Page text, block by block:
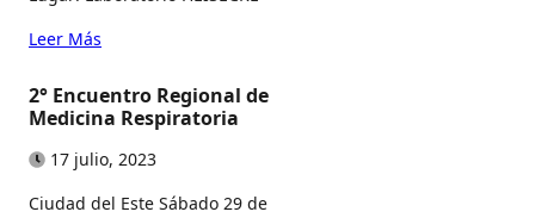
Leer Más
2° Encuentro Regional de
Medicina Respiratoria
17 julio, 2023
Ciudad del Este Sábado 29 de